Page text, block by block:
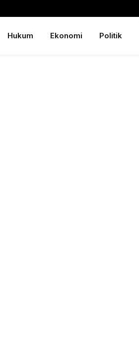
Hukum Ekonomi Politik